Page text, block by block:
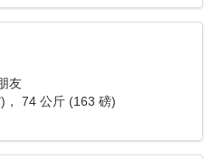
友
， 74 公斤 (163 磅)